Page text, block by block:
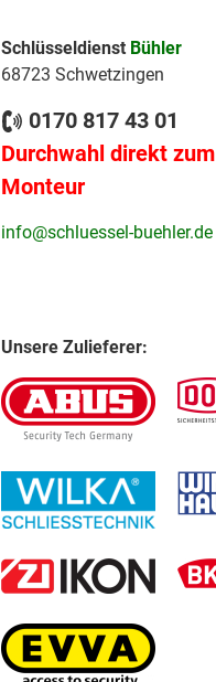
Schlüsseldienst Bühler
68723 Schwetzingen
0170 817 43 01
Durchwahl direkt zum
Monteur
info@schluessel-buehler.de
Unsere Zulieferer: